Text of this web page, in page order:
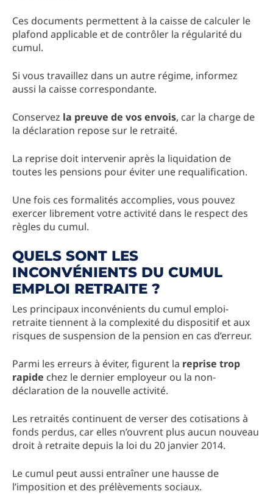
Ces documents permettent à la caisse de calculer le
plafond applicable et de contrôler la régularité du
cumul.
Si vous travaillez dans un autre régime, informez
aussi la caisse correspondante.
Conservez la preuve de vos envois, car la charge de
la déclaration repose sur le retraité.
La reprise doit intervenir après la liquidation de
toutes les pensions pour éviter une requalification.
Une fois ces formalités accomplies, vous pouvez
exercer librement votre activité dans le respect des
règles du cumul.
QUELS SONT LES
INCONVÉNIENTS DU CUMUL
EMPLOI RETRAITE ?
Les principaux inconvénients du cumul emploi-
retraite tiennent à la complexité du dispositif et aux
risques de suspension de la pension en cas d’erreur.
Parmi les erreurs à éviter, figurent la reprise trop
rapide chez le dernier employeur ou la non-
déclaration de la nouvelle activité.
Les retraités continuent de verser des cotisations à
fonds perdus, car elles n’ouvrent plus aucun nouveau
droit à retraite depuis la loi du 20 janvier 2014.
Le cumul peut aussi entraîner une hausse de
l’imposition et des prélèvements sociaux.